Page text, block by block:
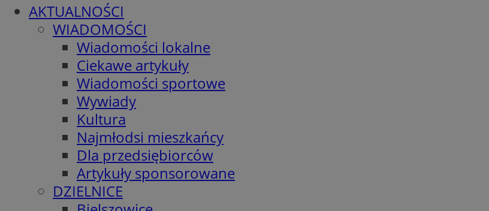
AKTUALNOŚCI
WIADOMOŚCI
Wiadomości lokalne
Ciekawe artykuły
Wiadomości sportowe
Wywiady
Kultura
Najmłodsi mieszkańcy
Dla przedsiębiorców
Artykuły sponsorowane
DZIELNICE